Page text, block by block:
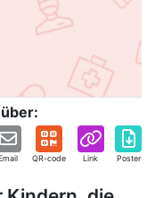
Email QR-code Link Poster